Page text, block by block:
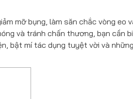
mỡ bụng, làm săn chắc vòng eo
và tránh chấn thương, bạn cần
bật mí tác dụng tuyệt vời và